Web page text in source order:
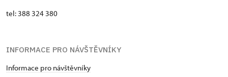
tel: 388 324 380
INFORMACE PRO NÁVŠTĚVNÍKY
Informace pro návštěvníky